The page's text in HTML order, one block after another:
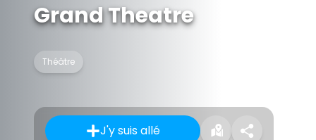
Grand Theatre
Théâtre
J'y suis allé